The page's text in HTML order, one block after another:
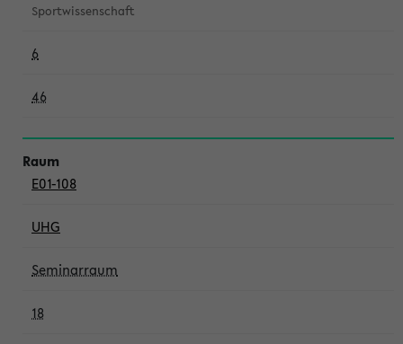
Sportwissenschaft
6
46
E01-108
UHG
Seminarraum
18